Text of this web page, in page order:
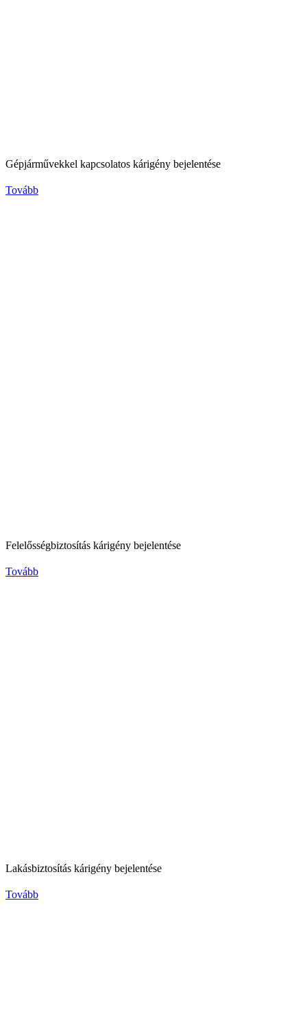
Gépjárművekkel kapcsolatos kárigény bejelentése
Tovább
Felelősségbiztosítás kárigény bejelentése
Tovább
Lakásbiztosítás kárigény bejelentése
Tovább